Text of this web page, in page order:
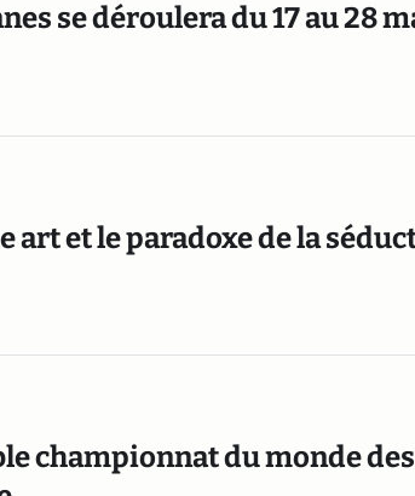
se déroulera du 17 au 28
art et le paradoxe de la
championnat du monde